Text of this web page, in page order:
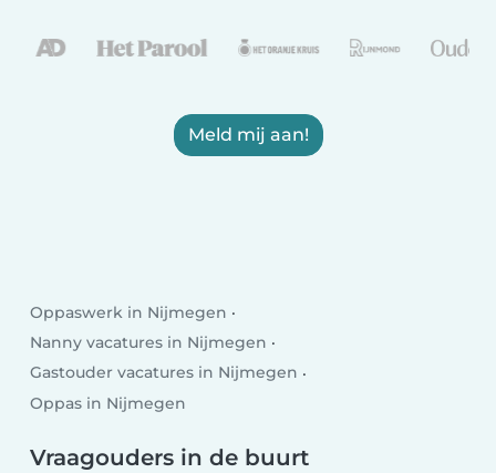
Meld mij aan!
Oppaswerk in Nijmegen
Nanny vacatures in Nijmegen
Gastouder vacatures in Nijmegen
Oppas in Nijmegen
Vraagouders in de buurt